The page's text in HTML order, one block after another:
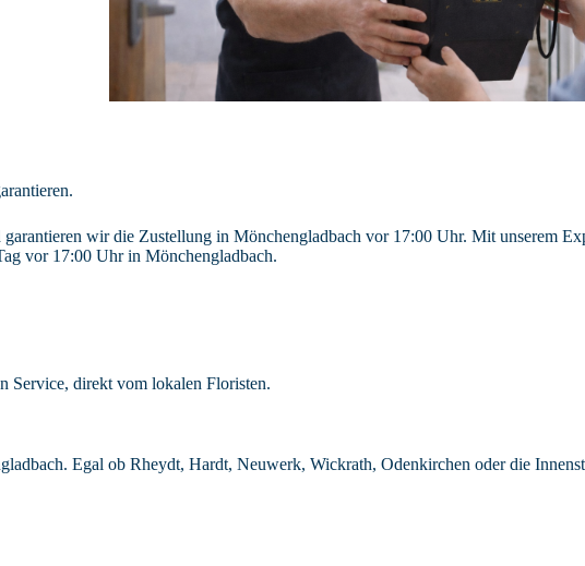
wir die Zustellung in Mönchengladbach vor 17:00 Uhr. Mit unserem
vor 17:00 Uhr in Mönchengladbach.
Service, direkt vom lokalen Floristen.
Egal ob Rheydt, Hardt, Neuwerk, Wickrath, Odenkirchen oder die